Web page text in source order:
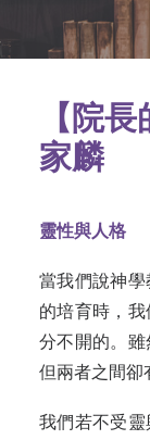
【院
家麟
靈性與人格
當我們說神
的培育時，
分不開的。雖
但兩者之間卻
我們若不受